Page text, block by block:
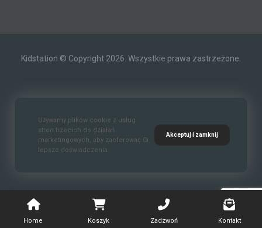
Kidstation © Copyright 2026. Wszystkie prawa zastrzeżone.
Home Koszyk Zadzwoń Kontakt
Używamy plików cookie z usług
stron trzecich do działań
marketingowych, aby zaoferować Ci
lepsze doświadczenia.
Akceptuj i zamknij